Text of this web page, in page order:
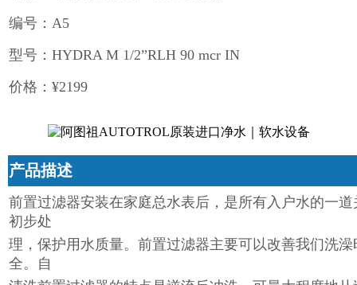
编号：A5
型号：HYDRA M 1/2”RLH 90 mcr IN
价格：¥2199
产品描述
前置过滤器安装在家庭总水表后，是所有入户水的一
初步处
理，保护用水质量。前置过滤器主要可以改善我们洗
全。自